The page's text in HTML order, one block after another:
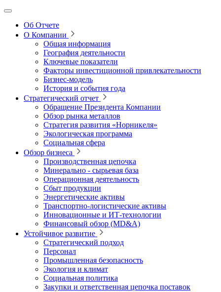
Об Отчете
О Компании
Общая информация
География деятельности
Ключевые показатели
Факторы инвестиционной привлекательности
Бизнес-модель
История и события года
Стратегический отчет
Обращение Президента Компании
Обзор рынка металлов
Стратегия развития «Норникеля»
Экологическая программа
Социальная сфера
Обзор бизнеса
Производственная цепочка
Минерально ‑ сырьевая база
Операционная деятельность
Сбыт продукции
Энергетические активы
Транспортно-логистические активы
Инновационные и ИТ‑технологии
Финансовый обзор (MD&A)
Устойчивое развитие
Стратегический подход
Персонал
Промышленная безопасность
Экология и климат
Социальная политика
Закупки и ответственная цепочка поставок